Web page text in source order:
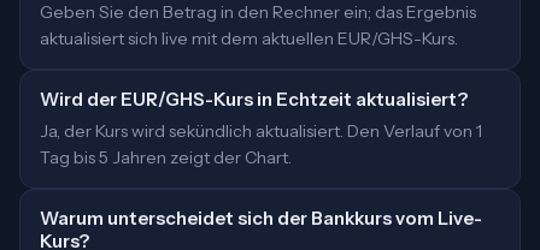
Geben Sie den Betrag in den Rechner ein; das Ergebnis
aktualisiert sich live mit dem aktuellen EUR/GHS-Kurs.
Wird der EUR/GHS-Kurs in Echtzeit aktualisiert?
Ja, der Kurs wird sekündlich aktualisiert. Den Verlauf von 1
Tag bis 5 Jahren zeigt der Chart.
Warum unterscheidet sich der Bankkurs vom Live-
Kurs?